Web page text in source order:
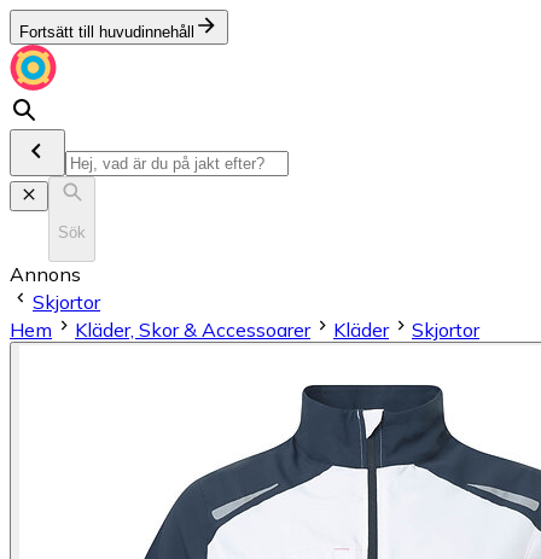
Fortsätt till huvudinnehåll
Sök
Annons
Skjortor
Hem
Kläder, Skor & Accessoarer Kläder Skjortor